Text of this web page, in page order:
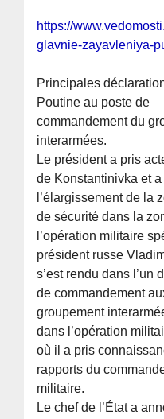
https://
glavnie-zayavleniya-
Principales
Poutine au poste de
commandement du
interarmées.
Le président a pris
de Konstantinivka et
l’élargissement de la
de sécurité dans la
l’opération militaire
président russe
s’est rendu dans l’un
de commandement
groupement
dans l’opération
où il a pris
rapports du
militaire.
Le chef de l’État a